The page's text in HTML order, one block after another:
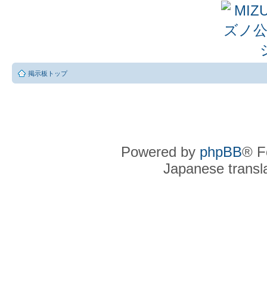
掲示板トップ
Powered by phpBB®
Japanese